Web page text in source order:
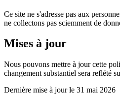
Ce site ne s'adresse pas aux
ne collectons pas sciemment de
Mises à jour
Nous pouvons mettre à jour cette
changement substantiel sera reflété
Dernière mise à jour le 31 mai 2026